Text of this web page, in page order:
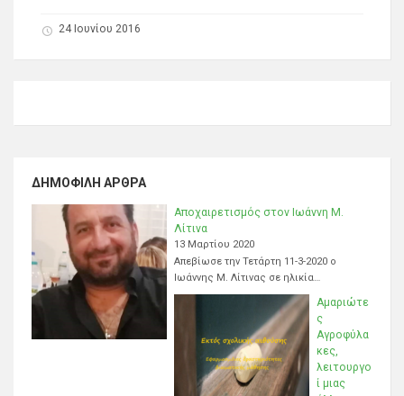
24 Ιουνίου 2016
ΔΗΜΟΦΙΛΉ ΆΡΘΡΑ
Αποχαιρετισμός στον Ιωάννη Μ.
Λίτινα
13 Μαρτίου 2020
Απεβίωσε την Τετάρτη 11-3-2020 ο
Ιωάννης Μ. Λίτινας σε ηλικία…
Αμαριώτε
ς
Αγροφύλα
κες,
λειτουργο
ί μιας